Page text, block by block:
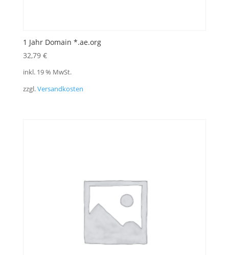
1 Jahr Domain *.ae.org
32,79 €
inkl. 19 % MwSt.
zzgl.Versandkosten